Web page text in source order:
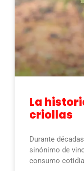
La
criollas
Durante
sinónimo de
consumo